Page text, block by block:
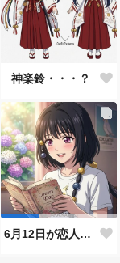
神楽鈴・・・？
6月12日が恋人の日と言うので…